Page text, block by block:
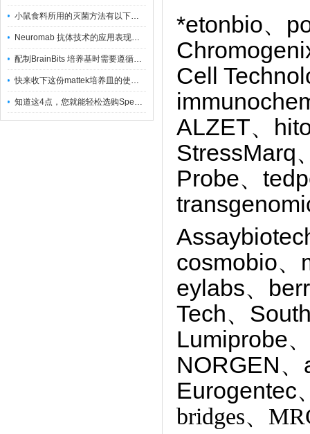
小鼠食料所用的灭菌方法有以下三种
Neuromab 抗体技术的应用表现在这几方面
配制BrainBits 培养基时需要遵循的原则
快来收下这份mattek培养皿的使用指南
知道这4点，您就能轻松选购Spectrum 膜
*etonbio、
Cell
ALZET、
StressMarq
Probe、
cosmobio、
eylabs、
Tech、
Lumiprobe
NORGEN、
Eurogentec
bridges、